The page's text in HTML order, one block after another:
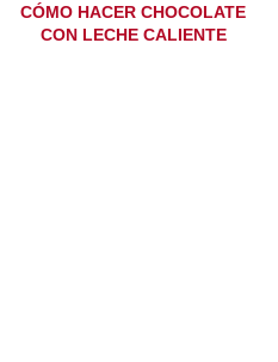
CÓMO HACER CHOCOLATE
CON LECHE CALIENTE